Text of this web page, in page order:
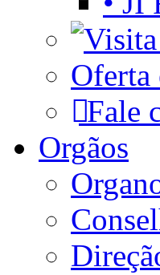
Oferta
Fale
Orgãos